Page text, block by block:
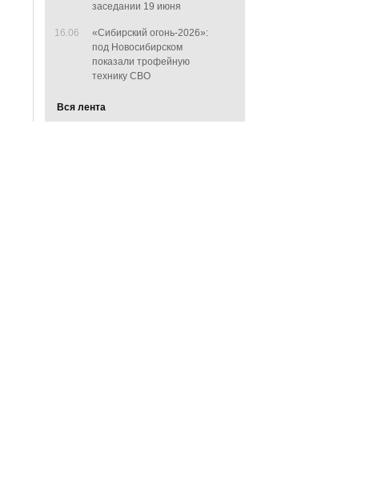
заседании 19 июня
16.06
«Сибирский огонь-2026»:
под Новосибирском
показали трофейную
технику СВО
Вся лента